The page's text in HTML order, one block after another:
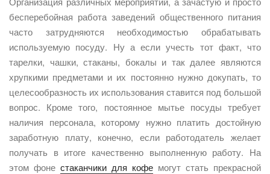
бесперебойная работа заведений общественного питания
часто затрудняются необходимостью обрабатывать
используемую посуду. Ну а если учесть тот факт, что
тарелки, чашки, стаканы, бокалы и так далее являются
хрупкими предметами и их постоянно нужно докупать, то
целесообразность их использования ставится под большой
вопрос. Кроме того, постоянное мытье посуды требует
наличия персонала, которому нужно платить достойную
заработную плату, конечно, если работодатель желает
получать в итоге качественно выполненную работу. На
этом фоне стаканчики для кофе могут стать прекрасной